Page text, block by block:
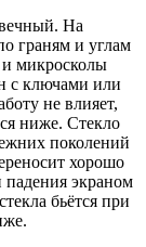
На
граням и углам
и микросколы
с ключами или
не влияет,
ниже. Стекло
поколений
хорошо
экраном
бьётся при